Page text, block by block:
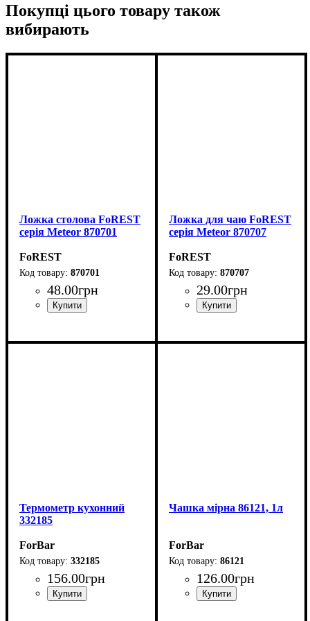
Покупці цього товару також
вибирають
Ложка столова FoREST
серія Meteor 870701
FoREST
870701
48.00грн
Ложка для чаю FoREST
серія Meteor 870707
FoREST
870707
29.00грн
Термометр кухонний
332185
ForBar
332185
156.00грн
Чашка мірна 86121, 1л
ForBar
86121
126.00грн